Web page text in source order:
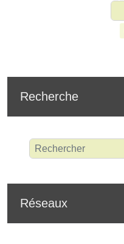
Recherche
Réseaux